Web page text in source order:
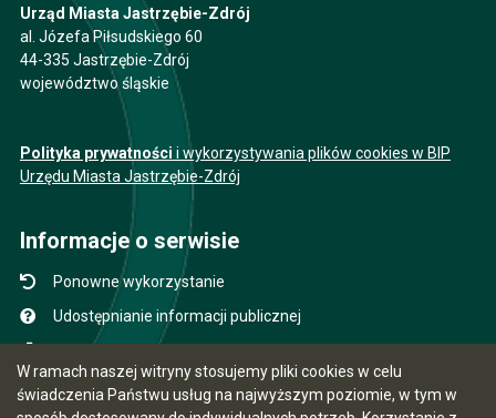
W ramach naszej witryny stosujemy pliki cookies w celu
świadczenia Państwu usług na najwyższym poziomie, w tym w
Urząd Miasta Jastrzębie-Zdrój
al. Józefa Piłsudskiego 60
44-335 Jastrzębie-Zdrój
województwo śląskie
Polityka prywatności i wykorzystywania plików cookies w BIP
Urzędu Miasta Jastrzębie-Zdrój
Informacje o serwisie
Ponowne wykorzystanie
Udostępnianie informacji publicznej
Instrukcja obsługi